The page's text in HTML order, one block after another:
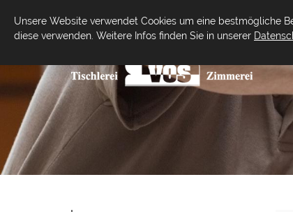
Unsere Website verwendet Cookies um eine bestmögliche
diese verwenden. Weitere Infos finden Sie in unserer